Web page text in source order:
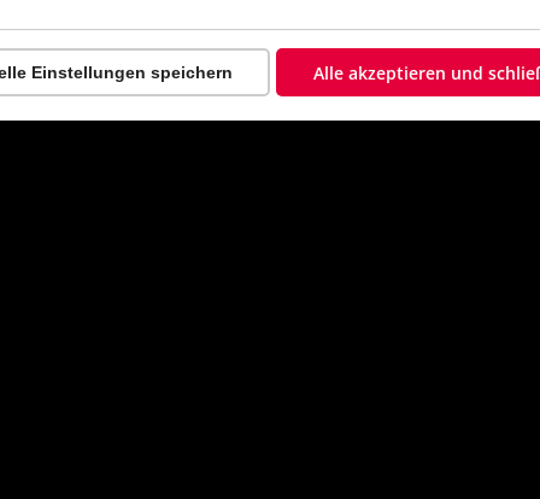
Einstellungen speichern Alle akzeptieren und